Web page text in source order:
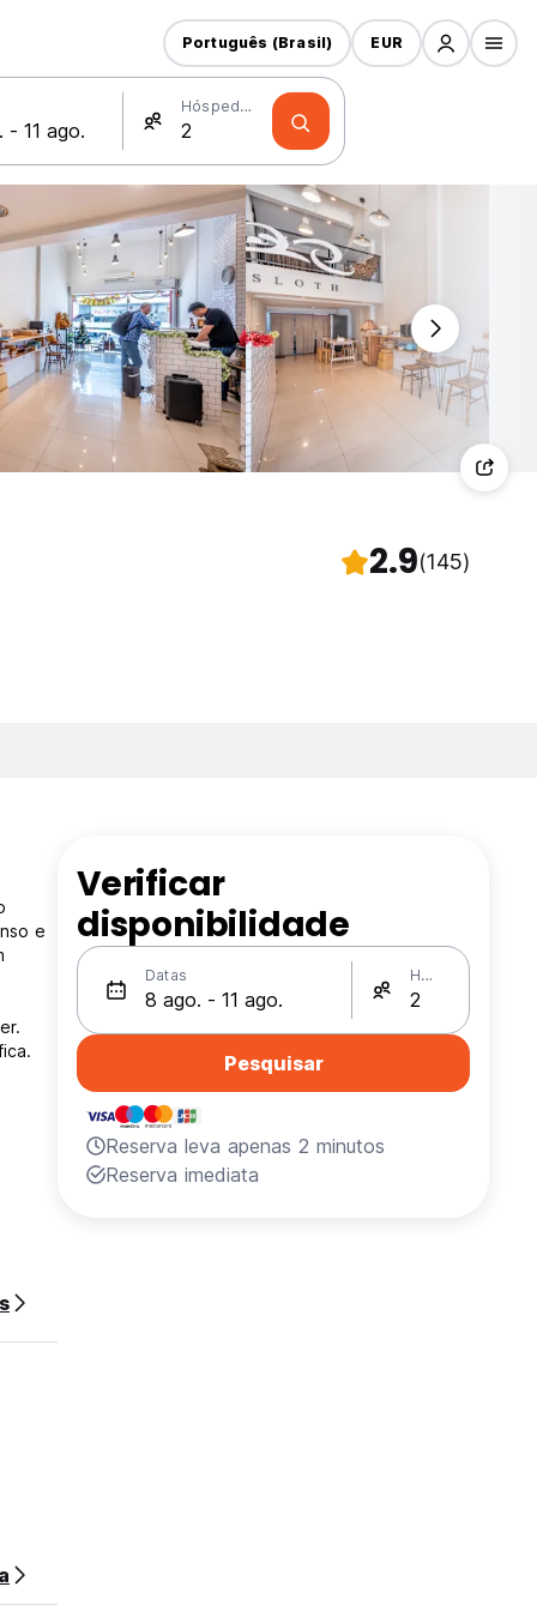
Hóspedes
Português (Brasil) EUR
2.9(145)
e
Verificar
disponibilidade
Datas Hóspedes
Pesquisar
Reserva leva apenas 2 minutos
Reserva imediata